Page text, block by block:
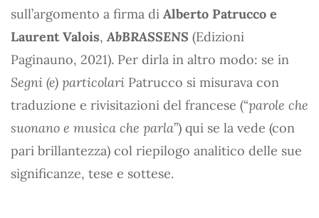
sull’argomento a firma di Alberto Patrucco e
Laurent Valois,AbBRASSENS (Edizioni
Paginauno, 2021). Per dirla in altro modo: se in
Segni (e) particolari Patrucco si misurava con
traduzione e rivisitazioni del francese (“parole che
suonano e musica che parla”) qui se la vede (con
pari brillantezza) col riepilogo analitico delle sue
significanze, tese e sottese.